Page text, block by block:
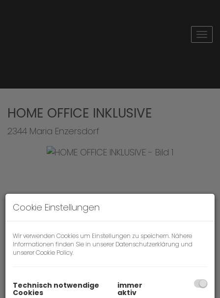
HOME OFFICE INKLUSIVE
2344 Maria Enzersdorf
Cookie Einstellungen
Wir verwenden Cookies um Einstellungen zu speichern. Nähere
Informationen finden Sie in unserer Datenschutzerklärung und
unsererCookie Policy.
Technisch notwendige
Cookies
immer
aktiv